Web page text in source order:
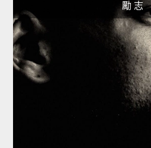
勵 志